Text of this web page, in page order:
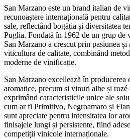
San Marzano este un brand italian de
recunoaștere internațională pentru
sale, reflectând bogăția și diversitatea
Puglia. Fondată în 1962 de un grup
San Marzano a crescut prin pasiunea și
viticultura de calitate, combinând
moderne de vinificație.
San Marzano excellează în
aromatice, precum și vinuri albe și
exprimând caracteristicile unice ale
cum ar fi Primitivo, Negroamaro și
sunt apreciate pentru intensitatea lor
finisajele lungi și persistente, fiind
competiții vinicole internaționale.